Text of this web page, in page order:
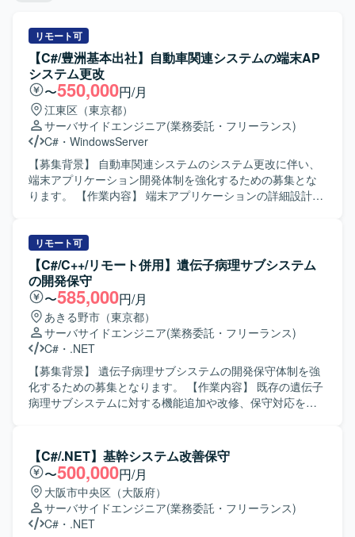
リモート可
【C#/豊洲基本出社】自動車関連システムの端末AP
システム更改
〜550,000円/月
江東区（東京都）
サーバサイドエンジニア(業務委託・フリーランス)
C# ・ WindowsServer
【募集背景】 自動車関連システムのシステム更改に伴い、
端末アプリケーション開発体制を強化するための募集とな
ります。 【作業内容】 端末アプリケーションの詳細設計、
験実施や不具合修正などを行っていただきます。 【求める
人物像】 与えられたタスクを一人称で遂行でき、自ら課題
を発見しながら周囲と連携して進めていただける方を求め
ています。仕様や設計内容を正確に理解し、着実に実装・
試験を進められる方が望ましいです。 【ポジションの魅
力】 長期的な計画に基づくシステム更改プロジェクトに参
画いただくことで、詳細設計から結合テストまでの一連の
工程に関われます。端末アプリケーション開発の経験を深
めるとともに、生成AIツールを活用した開発スタイルにも
触れていただけます。 【開発環境】 C# を中心とした端末
アプリケーション開発環境で、WPF や VS Code、Github
す。
リモート可
【C#/C++/リモート併用】遺伝子病理サブシステム
の開発保守
〜585,000円/月
あきる野市（東京都）
サーバサイドエンジニア(業務委託・フリーランス)
C# ・ .NET
【募集背景】 遺伝子病理サブシステムの開発保守体制を強
化するための募集となります。 【作業内容】 既存の遺伝子
病理サブシステムに対する機能追加や改修、保守対応をご
識しながら設計からテストまで主体的に対応いただける方
を求めております。 【ポジションの魅力】 医療系システム
の開発保守に携わることで、専門性の高い業務ドメインの
知見を深めていただけます。 【開発環境】 C#およびC++を
用いた開発環境となります。
【C#/.NET】基幹システム改善保守
〜500,000円/月
大阪市中央区（大阪府）
サーバサイドエンジニア(業務委託・フリーランス)
C# ・ .NET